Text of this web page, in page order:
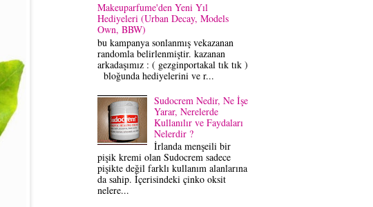
Makeuparfume'den Yeni Yıl
Hediyeleri (Urban Decay, Models
Own, BBW)
bu kampanya sonlanmış vekazanan
randomla belirlenmiştir. kazanan
arkadaşımız : ( gezginportakal tık tık )
bloğunda hediyelerini ve r...
Sudocrem Nedir, Ne İşe
Yarar, Nerelerde
Kullanılır ve Faydaları
Nelerdir ?
İrlanda menşeili bir
pişik kremi olan Sudocrem sadece
pişikte değil farklı kullanım alanlarına
da sahip. İçerisindeki çinko oksit
nelere...